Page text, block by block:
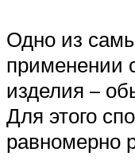
Одно из
применении
изделия –
Для этого
равномерно